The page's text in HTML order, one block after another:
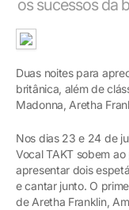
os sucessos da
Duas noites para
britânica, além de
Madonna, Aretha
Nos dias 23 e 24 de
Vocal TAKT sobem
apresentar dois
e cantar junto. O
de Aretha Franklin,